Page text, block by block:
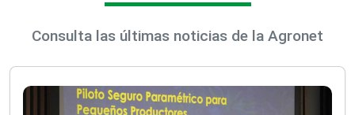
Consulta las últimas noticias de la Agronet